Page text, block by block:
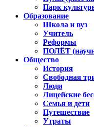
Парк
Образование
Школа и вуз
Учитель
Реформы
ПОЛЁТ
Общество
История
Свободная
Люди
Лицейские
Семья и дети
Путешествие
Утраты